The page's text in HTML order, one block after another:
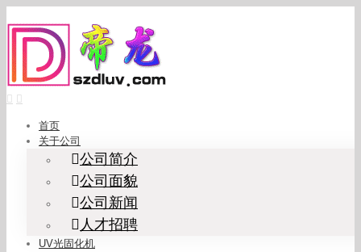
to
content
首页
关于公司
公司简介
公司面貌
公司新闻
人才招聘
UV光固化机